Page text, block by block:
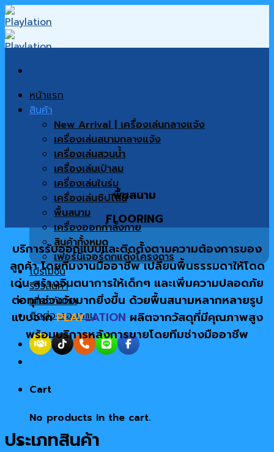
Skip
to
content
หน้าแรก
สินค้า
New Arrival | เครื่องเล่นกลางแจ้ง
เครื่องเล่นสนามกลางแจ้ง
เครื่องเล่นสวนน้ำ
เครื่องเล่นเป่าลม
เครื่องเล่นในร่ม
เครื่องเล่นซิปไลน์
พื้นสนาม
เครื่องออกกำลังกาย
สินค้าทั้งหมด
เฟอร์นิเจอร์ตกแต่งโครงการ
โปรโมชั่น
รีวิวสินค้า
เกี่ยวกับเรา
ติดต่อ-สอบถาม
Cart
No products in the cart.
พื้นสนาม
FLOORING
บริการรับออกแบบและติดตั้งตามความต้องการของ
ลูกค้า โดยทีมงานมืออาชีพ เปลี่ยนพื้นธรรมดาให้โดด
เด่น สร้างจินตนาการให้เด็กๆ และเพิ่มความปลอดภัย
ต่อทุกช่วงวัยมากยิ่งขึ้น ด้วยพื้นสนามหลากหลายรูป
แบบจาก PLAYLATION ผลิตจากวัสดุที่มีคุณภาพสูง
พร้อมบริการหลังการขายโดยทีมช่างมืออาชีพ
ประเภทสินค้า